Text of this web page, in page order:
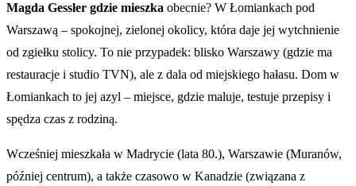
Magda Gessler gdzie mieszka obecnie? W Łomiankach pod
Warszawą – spokojnej, zielonej okolicy, która daje jej wytchnienie
od zgiełku stolicy. To nie przypadek: blisko Warszawy (gdzie ma
restauracje i studio TVN), ale z dala od miejskiego hałasu. Dom w
Łomiankach to jej azyl – miejsce, gdzie maluje, testuje przepisy i
spędza czas z rodziną.
Wcześniej mieszkała w Madrycie (lata 80.), Warszawie (Muranów,
później centrum), a także czasowo w Kanadzie (związana z